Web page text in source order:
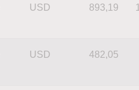
USD 893,19
USD 482,05